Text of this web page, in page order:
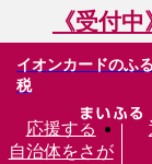
《受付
イオンカードのふ
税
応援する
自治体をさが